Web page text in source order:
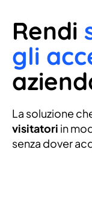
Rendi
gli
La soluzione
visitatori in
senza dover